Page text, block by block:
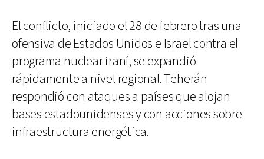
El conflicto, iniciado el 28 de febrero tras una
ofensiva de Estados Unidos e Israel contra el
programa nuclear iraní, se expandió
rápidamente a nivel regional. Teherán
respondió con ataques a países que alojan
bases estadounidenses y con acciones sobre
infraestructura energética.